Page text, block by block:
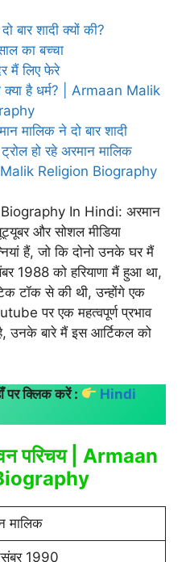
बार शादी क्यों की?
का बच्चा
मैं लिए फेरे
क्या है धर्म? | Armaan Malik
मालिक ने दो बार शादी
हो रहे अरमान मालिक
Religion Biography
In Hindi: अरमान
और सोशल मीडिया
हैं, जो कि दोनो उनके घर मैं
1988 को हरियाणा मैं हुआ था,
टॉक से की थी, उन्होंगे एक
पर एक महत्वपूर्ण प्रभाव
उनके बारे मैं इस आर्टिकल को
पर क्लिक करें :
Hindi
परिचय | Armaan
मालिक
1990